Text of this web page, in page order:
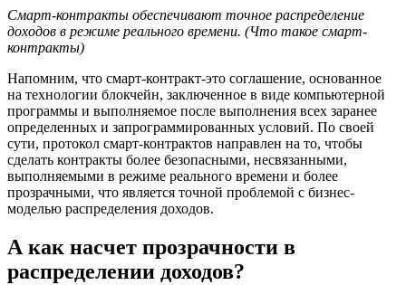
Смарт-контракты обеспечивают точное распределение
доходов в режиме реального времени. (Что такое смарт-
контракты)
Напомним, что смарт-контракт-это соглашение, основанное
на технологии блокчейн, заключенное в виде компьютерной
программы и выполняемое после выполнения всех заранее
определенных и запрограммированных условий. По своей
сути, протокол смарт-контрактов направлен на то, чтобы
сделать контракты более безопасными, несвязанными,
выполняемыми в режиме реального времени и более
прозрачными, что является точной проблемой с бизнес-
моделью распределения доходов.
А как насчет прозрачности в
распределении доходов?